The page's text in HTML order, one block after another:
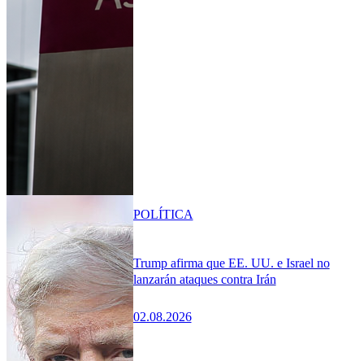
Trump afirma que EE. UU. e Israel no
lanzarán ataques contra Irán
02.08.2026
POLÍTICA